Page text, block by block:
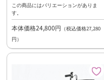
この商品にはバリエーションがありま
す。
本体価格24,800円 （税込価格27,280
円）